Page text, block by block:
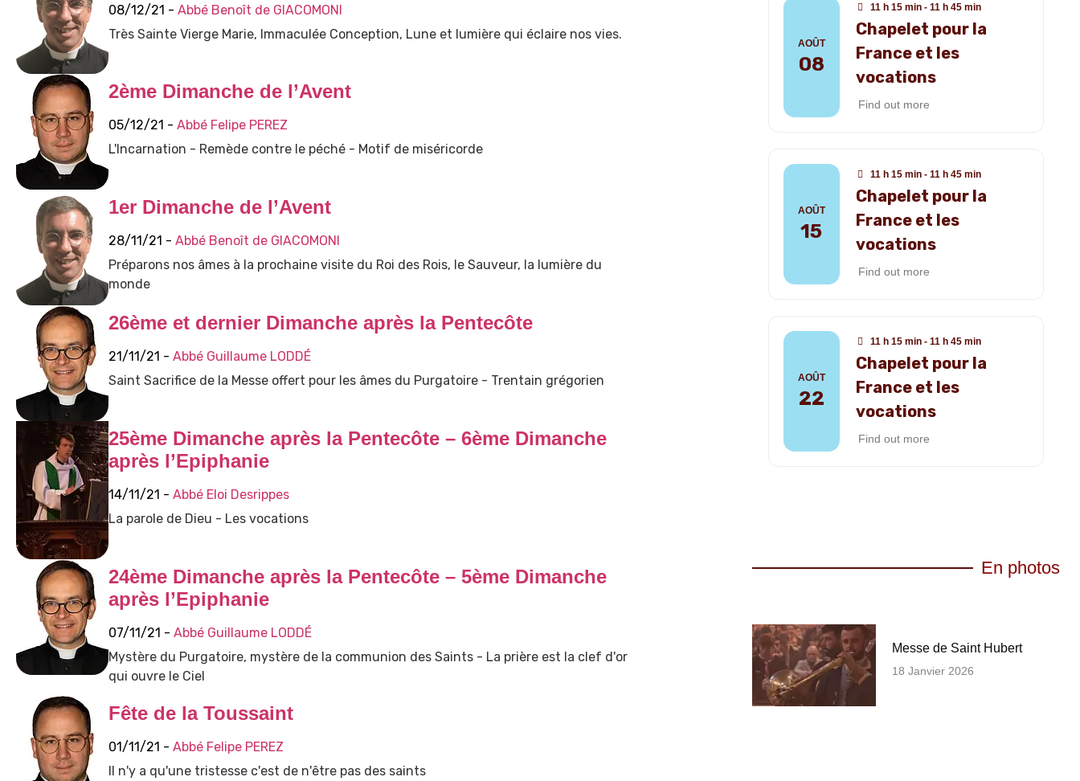
08/12/21 - Abbé Benoît de GIACOMONI
Très Sainte Vierge Marie, Immaculée Conception, Lune et lumière qui éclaire nos vies.
2ème Dimanche de l’Avent
05/12/21 - Abbé Felipe PEREZ
L'Incarnation - Remède contre le péché - Motif de miséricorde
1er Dimanche de l’Avent
28/11/21 - Abbé Benoît de GIACOMONI
Préparons nos âmes à la prochaine visite du Roi des Rois, le Sauveur, la lumière du
monde
26ème et dernier Dimanche après la Pentecôte
21/11/21 - Abbé Guillaume LODDÉ
Saint Sacrifice de la Messe offert pour les âmes du Purgatoire - Trentain grégorien
25ème Dimanche après la Pentecôte – 6ème Dimanche
après l’Epiphanie
14/11/21 - Abbé Eloi Desrippes
La parole de Dieu - Les vocations
24ème Dimanche après la Pentecôte – 5ème Dimanche
après l’Epiphanie
07/11/21 - Abbé Guillaume LODDÉ
Mystère du Purgatoire, mystère de la communion des Saints - La prière est la clef d'or
qui ouvre le Ciel
Fête de la Toussaint
01/11/21 - Abbé Felipe PEREZ
Il n'y a qu'une tristesse c'est de n'être pas des saints
AOÛT
08
11 h 15 min - 11 h 45 min
Chapelet pour la
France et les
vocations
Find out more
AOÛT
15
11 h 15 min - 11 h 45 min
Chapelet pour la
France et les
vocations
Find out more
AOÛT
22
11 h 15 min - 11 h 45 min
Chapelet pour la
France et les
vocations
Find out more
En photos
Messe de Saint Hubert
18 Janvier 2026